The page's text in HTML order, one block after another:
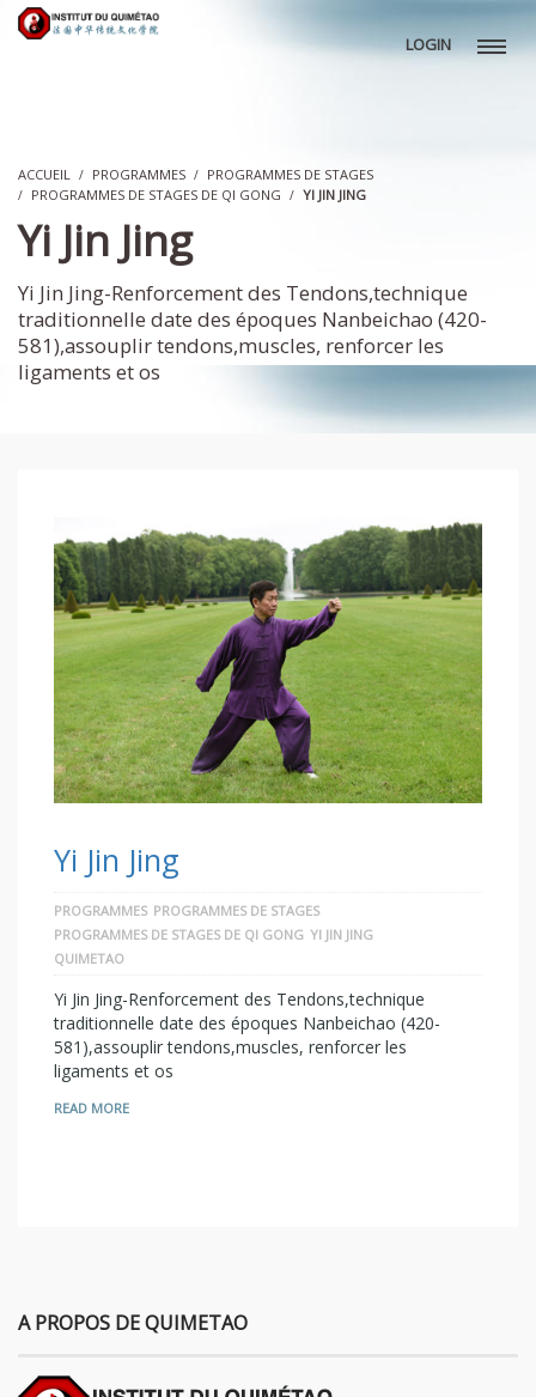
LOGIN
ACCUEIL PROGRAMMES
PROGRAMMES DE STAGES
PROGRAMMES DE STAGES DE QI GONG
YI JIN JING
Yi Jin Jing
Yi Jin Jing-Renforcement des Tendons,technique
traditionnelle date des époques Nanbeichao (420-
581),assouplir tendons,muscles, renforcer les
ligaments et os
Yi Jin Jing
PROGRAMMES PROGRAMMES DE STAGES
PROGRAMMES DE STAGES DE QI GONG YI JIN JING
QUIMETAO
Yi Jin Jing-Renforcement des Tendons,technique
traditionnelle date des époques Nanbeichao (420-
581),assouplir tendons,muscles, renforcer les
ligaments et os
READ MORE
A PROPOS DE QUIMETAO